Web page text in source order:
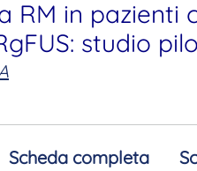
RM in pazienti
studio
Scheda completa